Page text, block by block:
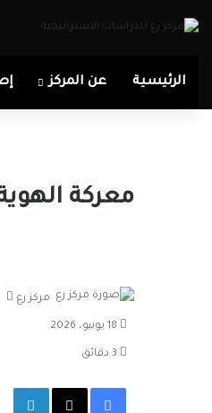
الرئيسية عن المركز
معركة
مركز رع
18 يونيو، 2026
فيسبوك‫X